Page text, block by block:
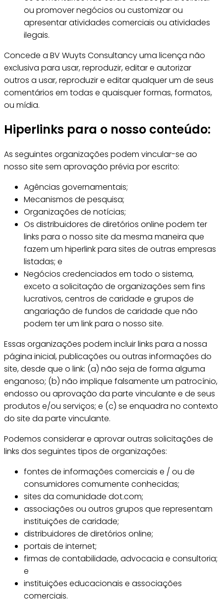
ou promover negócios ou customizar ou
apresentar atividades comerciais ou atividades
ilegais.
Concede a BV Wuyts Consultancy uma licença não
exclusiva para usar, reproduzir, editar e autorizar
outros a usar, reproduzir e editar qualquer um de seus
comentários em todas e quaisquer formas, formatos,
ou mídia.
Hiperlinks para o nosso conteúdo:
As seguintes organizações podem vincular-se ao
nosso site sem aprovação prévia por escrito:
Agências governamentais;
Mecanismos de pesquisa;
Organizações de notícias;
Os distribuidores de diretórios online podem ter
links para o nosso site da mesma maneira que
fazem um hiperlink para sites de outras empresas
listadas; e
Negócios credenciados em todo o sistema,
exceto a solicitação de organizações sem fins
lucrativos, centros de caridade e grupos de
angariação de fundos de caridade que não
podem ter um link para o nosso site.
Essas organizações podem incluir links para a nossa
página inicial, publicações ou outras informações do
site, desde que o link: (a) não seja de forma alguma
enganoso; (b) não implique falsamente um patrocínio,
endosso ou aprovação da parte vinculante e de seus
produtos e/ou serviços; e (c) se enquadra no contexto
do site da parte vinculante.
Podemos considerar e aprovar outras solicitações de
links dos seguintes tipos de organizações:
fontes de informações comerciais e / ou de
consumidores comumente conhecidas;
sites da comunidade dot.com;
associações ou outros grupos que representam
instituições de caridade;
distribuidores de diretórios online;
portais de internet;
firmas de contabilidade, advocacia e consultoria;
e
instituições educacionais e associações
comerciais.